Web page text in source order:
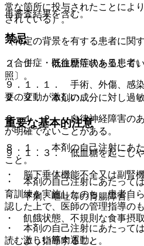
常な箇所に投与されたことによ
されている）。
（特定の背景を有する患者に関す
（合併症・既往歴等のある患者）
９．１．１． 手術、外傷、感
要の変動が激しい。
９．１．２． 自律神経障害の
が明確でないことがある。
９．１．３． 低血糖を起こし
・ 脳下垂体機能不全又は副腎
・ 下痢、嘔吐等の胃腸障害。
・ 飢餓状態、不規則な食事摂取
・ 激しい筋肉運動。
再審査結果を含む。
禁忌
２．１． 低血糖症状を呈して
照〕。
２．２． 本剤の成分に対し過敏
重要な基本的注意
８．１． 本剤の自己注射にあ
こと。
・ 本剤の自己注射にあたって
育訓練を実施したのち、患者自
認した上で、医師の管理指導の
・ 本剤の自己注射にあたって
読むよう指導すること。